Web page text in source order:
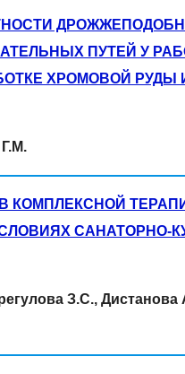
ПУТЕЙ У
ХРОМОВОЙ РУДЫ
КОМПЛЕКСНОЙ
САНАТОРНО-
З.С., Дистанова